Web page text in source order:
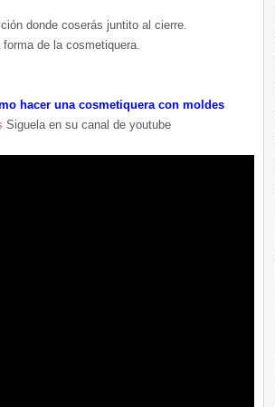
donde coserás juntito al cierre.
de la cosmetiquera.
hacer una cosmetiquera con moldes
Siguela en su canal de youtube